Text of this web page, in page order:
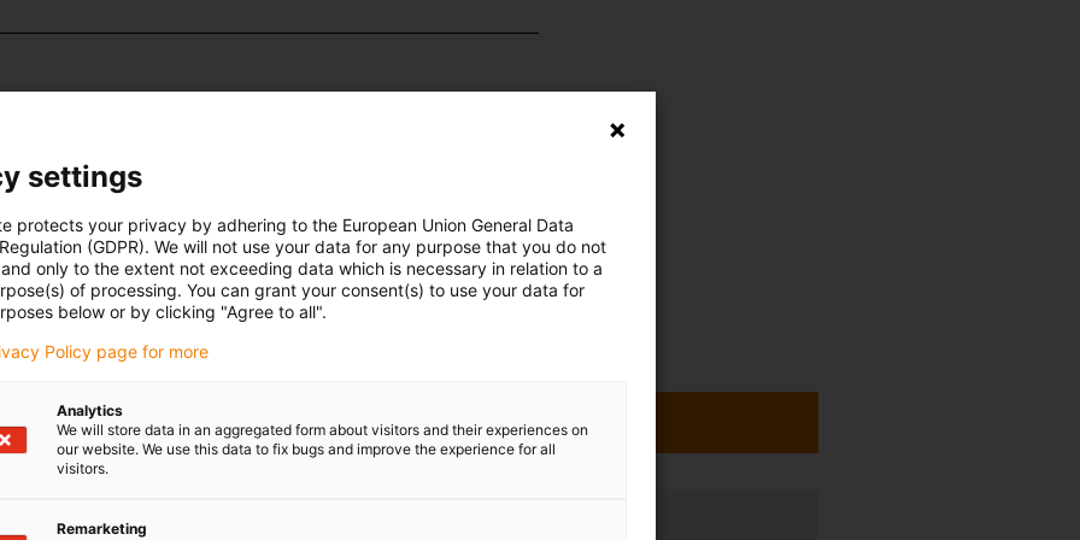
und Biegeradien
ruhigen Lauf
CNC-Fräsmaschinen, Baumaschinen, Handlings,
Textilmaschinen, Fahrzeugbau
Fragen auch
settings
protects your privacy by adhering to the European Union General Data
(GDPR). We will not use your data for any purpose that you do not
only to the extent not exceeding data which is necessary in relation to a
of processing. You can grant your consent(s) to use your data for
below or by clicking "Agree to all".
Policy page for more
Analytics
We will store data in an aggregated form about visitors and their experiences on
our website. We use this data to fix bugs and improve the experience for all
visitors.
Remarketing